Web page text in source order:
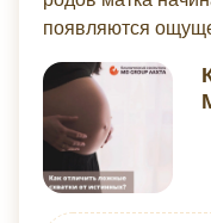
появляются